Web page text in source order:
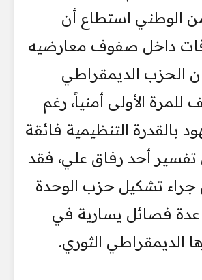
الوطني استطاع أن
داخل صفوف معارضيه
الحزب الديمقراطي
للمرة الأولى أمنياً، رغم
بالقدرة التنظيمية فائقة
تفسير أحد رفاق علي، فقد
جراء تشكيل حزب الوحدة
فصائل يسارية في
الديمقراطي الثوري.